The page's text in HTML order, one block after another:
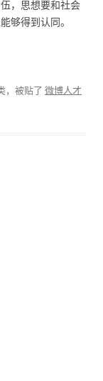
，思想要和社会
够得到认同。
，被贴了 微博人才